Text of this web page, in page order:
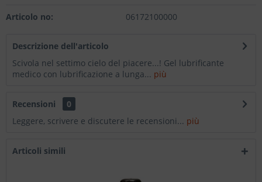
Articolo no: 06172100000
Descrizione dell'articolo
Scivola nel settimo cielo del piacere...! Gel lubrificante
medico con lubrificazione a lunga... più
Recensioni
0
Leggere, scrivere e discutere le recensioni... più
Articoli simili